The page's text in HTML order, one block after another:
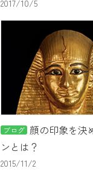
2017/10/5
ブログ 顔の印象を決
ンとは？
2015/11/2